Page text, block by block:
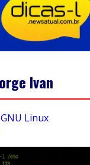
Ivan
Linux